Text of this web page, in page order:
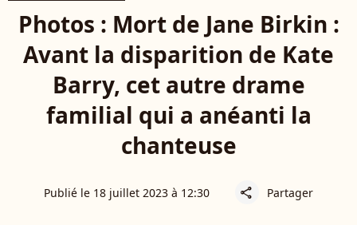
Photos : Mort de Jane Birkin :
Avant la disparition de Kate
Barry, cet autre drame
familial qui a anéanti la
chanteuse
Publié le 18 juillet 2023 à 12:30 share Partager